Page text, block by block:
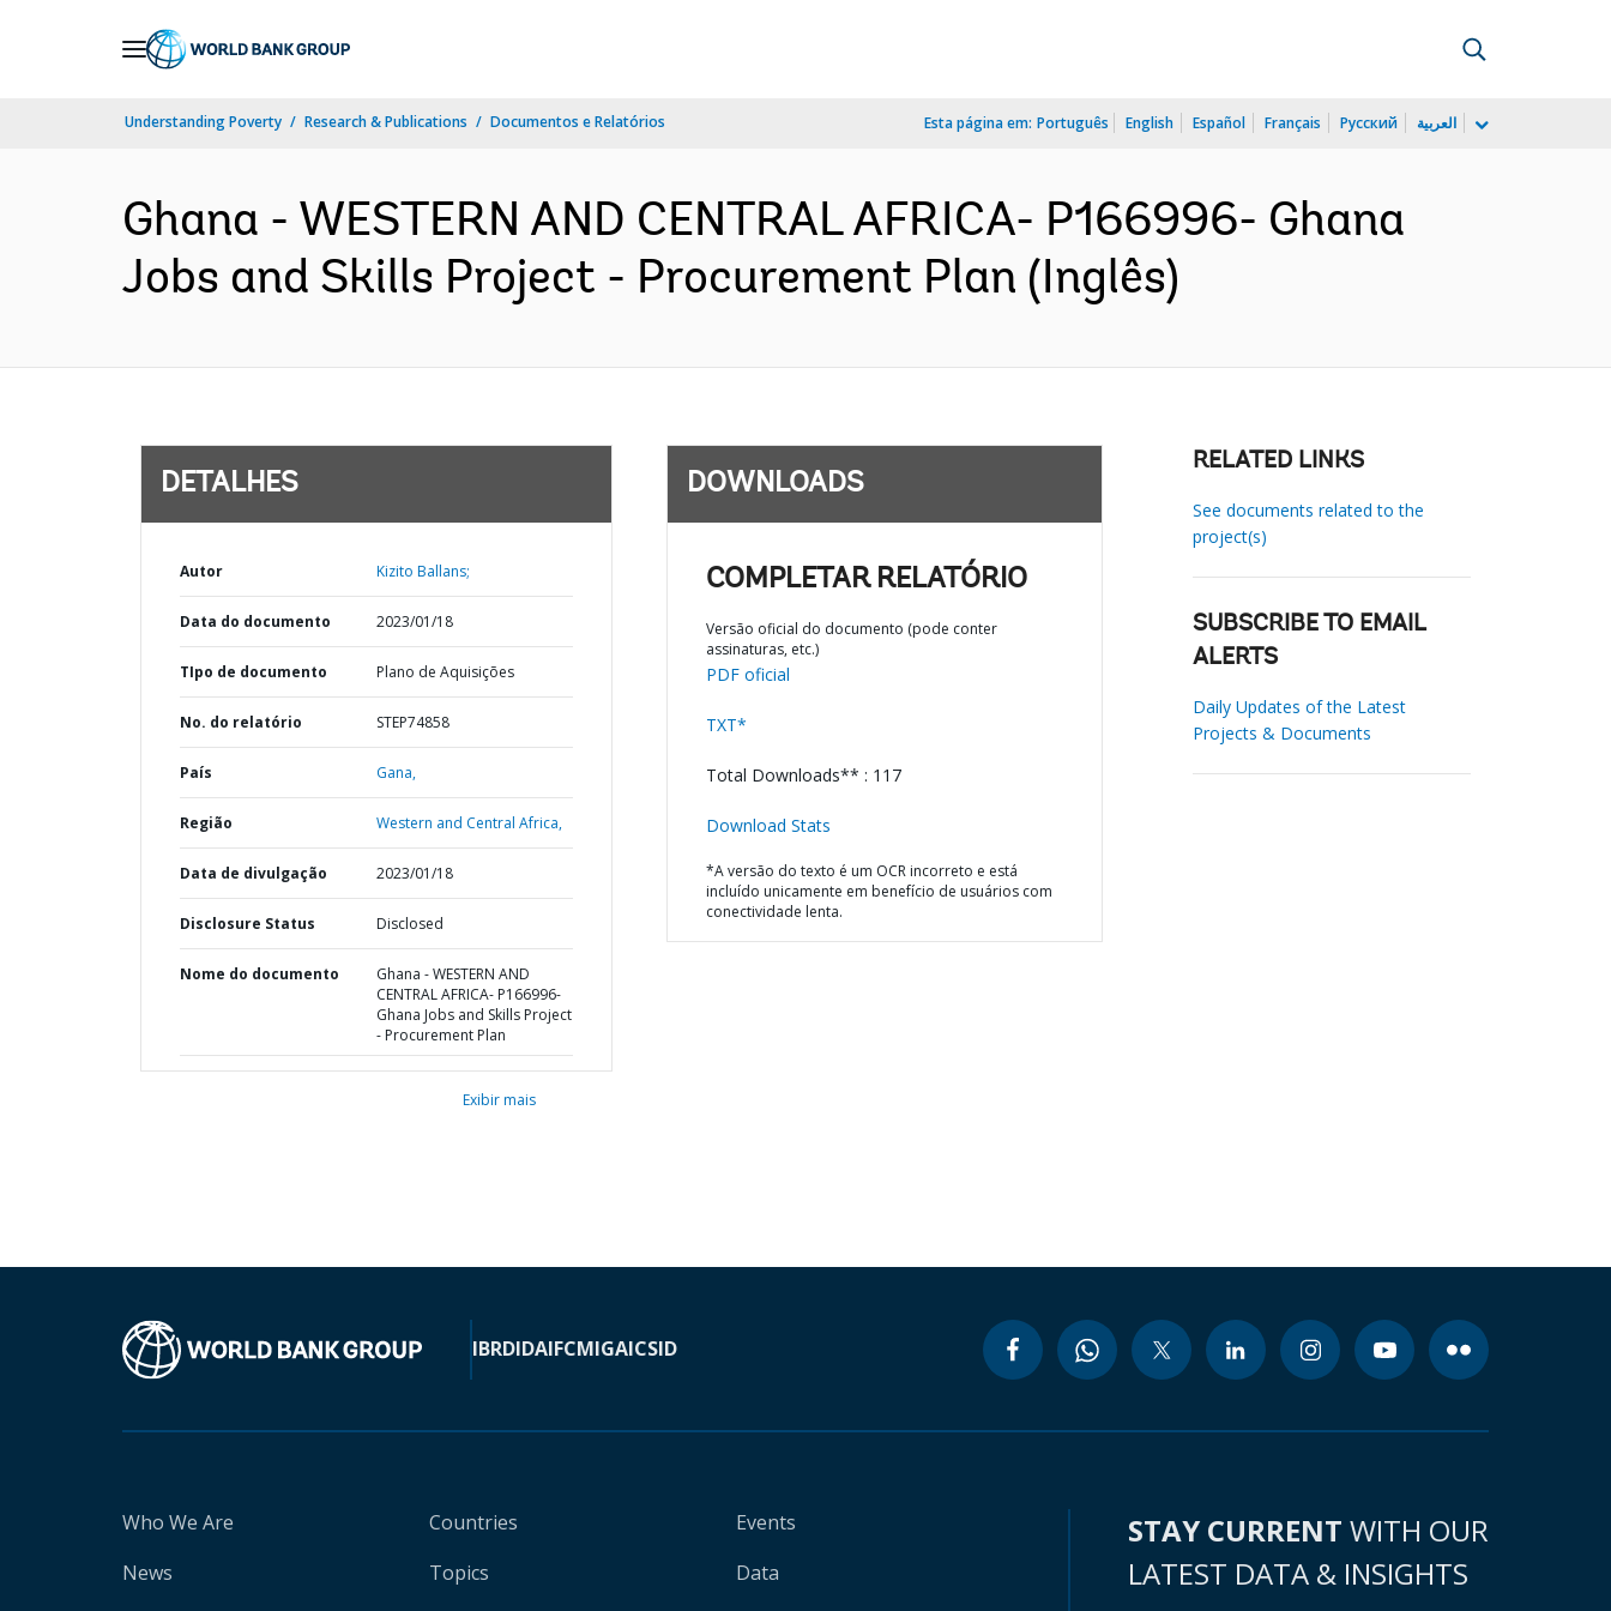
Understanding Poverty Research & Publications Documentos e Relatórios Esta página em: Português English Español Français Русский العربية
Ghana - WESTERN AND CENTRAL AFRICA- P166996- Ghana
Jobs and Skills Project - Procurement Plan (Inglês)
DETALHES
Autor Kizito Ballans;
Data do documento 2023/01/18
TIpo de documento Plano de Aquisições
No. do relatório STEP74858
País Gana,
Região Western and Central Africa,
Data de divulgação 2023/01/18
Disclosure Status Disclosed
Nome do documento
Ghana - WESTERN AND
CENTRAL AFRICA- P166996-
Ghana Jobs and Skills Project
- Procurement Plan
Exibir mais
DOWNLOADS
COMPLETAR RELATÓRIO
Versão oficial do documento (pode conter
assinaturas, etc.)
PDF oficial
TXT*
Total Downloads** : 117
Download Stats
*A versão do texto é um OCR incorreto e está
incluído unicamente em benefício de usuários com
conectividade lenta.
RELATED LINKS
See documents related to the
project(s)
SUBSCRIBE TO EMAIL
ALERTS
Daily Updates of the Latest
Projects & Documents
IBRDIDAIFCMIGAICSID
Who We Are
News
Countries
Topics
Events
Data
STAY CURRENT WITH OUR
LATEST DATA & INSIGHTS